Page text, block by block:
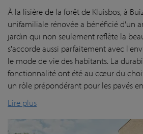
À la lisière de la forêt de Kluisbos, à
unifamiliale rénovée a bénéficié d'un
jardin qui non seulement reflète la
s'accorde aussi parfaitement avec
le mode de vie des habitants. La
fonctionnalité ont été au cœur du
un rôle prépondérant pour les pavés
Lire plus